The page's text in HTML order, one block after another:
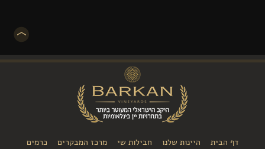
דף הבית היינות שלנו חבילות שי מרכז המבקרים
כרמים